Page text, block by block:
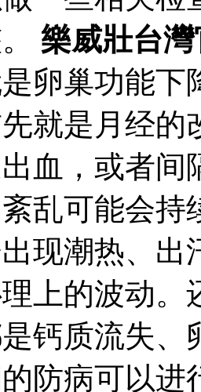
樂威壯台
卵巢功能下
就是月经的
血，或者间
乱可能会持
现潮热、出
上的波动。
钙质流失、
防病可以进